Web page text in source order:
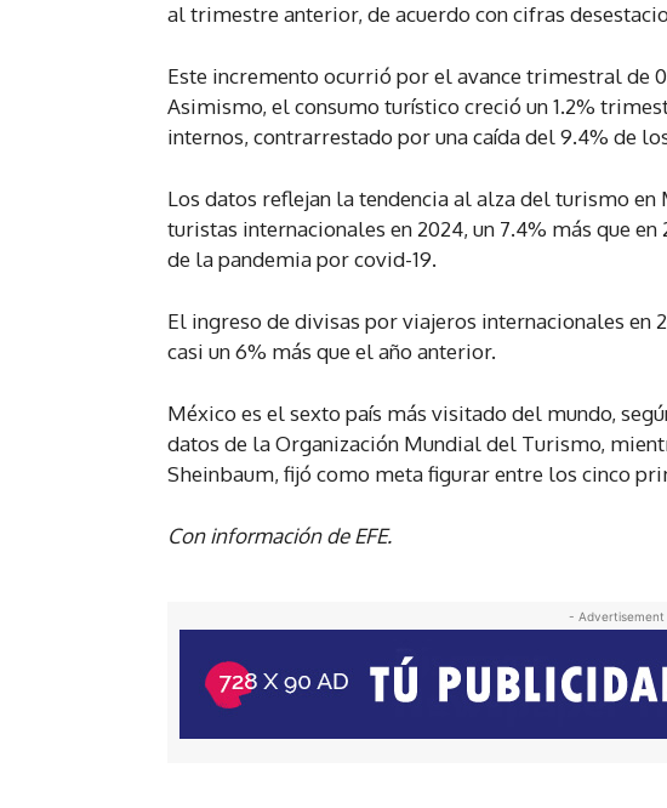
al trimestre anterior, de acuerdo con cifras
Este incremento ocurrió por el avance trimestral de
Asimismo, el consumo turístico creció un 1.2%
internos, contrarrestado por una caída del 9.4% de
Los datos reflejan la tendencia al alza del turismo
turistas internacionales en 2024, un 7.4% más que
de la pandemia por covid-19.
El ingreso de divisas por viajeros internacionales
casi un 6% más que el año anterior.
México es el sexto país más visitado del mundo,
datos de la Organización Mundial del Turismo,
Sheinbaum, fijó como meta figurar entre los cinco
Con información de EFE.
- Advertisement